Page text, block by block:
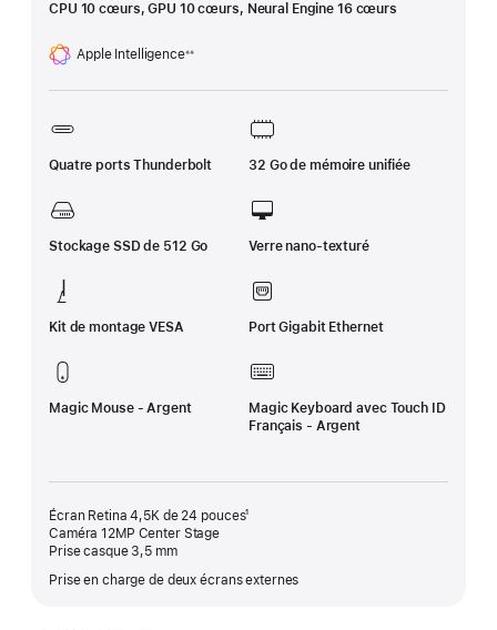
CPU 10 cœurs, GPU 10 cœurs, Neural Engine 16 cœurs
Apple Intelligence
Note
de
※※
Quatre ports Thunderbolt 32 Go de mémoire unifiée
Stockage SSD de 512 Go Verre nano-texturé
Kit de montage VESA Port Gigabit Ethernet
Magic Mouse - Argent
Magic Keyboard avec Touch ID
Français - Argent
Écran Retina 4,5K de 24 pouces¹
Caméra 12MP Center Stage
Prise casque 3,5 mm
Prise en charge de deux écrans externes